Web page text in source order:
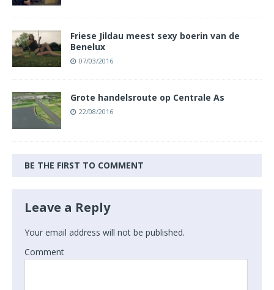
Friese Jildau meest sexy boerin van de
Benelux
07/03/2016
Grote handelsroute op Centrale As
22/08/2016
BE THE FIRST TO COMMENT
Leave a Reply
Your email address will not be published.
Comment